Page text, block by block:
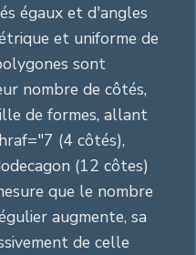
égaux et d'angles
et uniforme de
sont
nombre de côtés,
de formes, allant
(4 côtés),
(12 côtes)
que le nombre
augmente, sa
de celle